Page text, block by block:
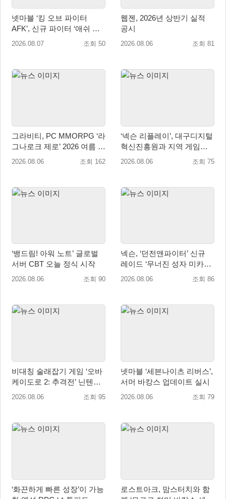
넷마블 ‘킹 오브 파이터
AFK’, 신규 파이터 ‘애쉬 크
림존’ 업데이트
2026.08.07 조회 50
웹젠, 2026년 상반기 실적
공시
2026.08.06 조회 81
그라비티, PC MMORPG ‘라
그나로크 제로’ 2026 여름 프
로모션 진행!
2026.08.06 조회 162
‘넥슨 리플레이’, 대구디지털
혁신진흥원과 지역 게임산
업 육성 위한 업무협약 체결
2026.08.06 조회 75
‘뱅드림! 아워 노트’ 글로벌
서버 CBT 오늘 정식 시작
2026.08.06 조회 90
넥슨, ‘던전앤파이터’ 신규
레이드 ‘무너진 성자 미카엘
라’ 업데이트!
2026.08.06 조회 86
비대칭 술래잡기 게임 ‘오바
케이도로 2: 추격전’ 닌텐도
eShop 출시
2026.08.06 조회 95
넷마블 ‘세븐나이츠 리버스’,
서머 바캉스 업데이트 실시
2026.08.06 조회 79
‘화끈하게 빠른 성장’이 가능
로스트아크, 맘스터치와 함